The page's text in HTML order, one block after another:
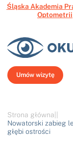
Śląska Akademia
Optometrii
Umów wizytę
Strona główna
Nowatorski zabieg
głębi ostrości